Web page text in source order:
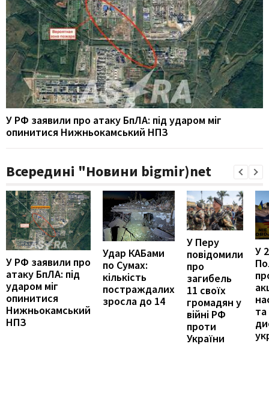
У РФ заявили про атаку БпЛА: під ударом міг
опинитися Нижньокамський НПЗ
Всередині "Новини bigmir)net
У РФ заявили про
атаку БпЛА: під
ударом міг
опинитися
Нижньокамський
НПЗ
Удар КАБами
по Сумах:
кількість
постраждалих
зросла до 14
У Перу
повідомили
про
загибель
11 своїх
громадян у
війні РФ
проти
України
У
та